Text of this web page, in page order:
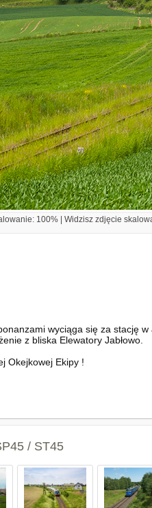
100% | Widzisz zdjęcie
wyciąga się za stację
z bliska Elewatory Jabłowo.
Okejkowej Ekipy !
/ ST45